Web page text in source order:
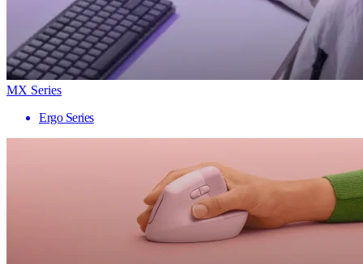
MX Series
Ergo Series